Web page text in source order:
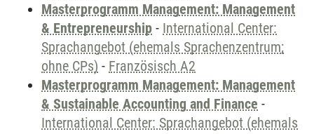
Masterprogramm Management: Management
& Entrepreneurship - International Center:
Sprachangebot (ehemals Sprachenzentrum;
ohne CPs) - Französisch A2
Masterprogramm Management: Management
& Sustainable Accounting and Finance -
International Center: Sprachangebot (ehemals